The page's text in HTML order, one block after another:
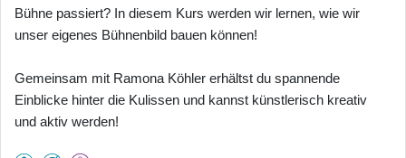
Bühne passiert? In diesem Kurs werden wir lernen, wie wir
unser eigenes Bühnenbild bauen können!
Gemeinsam mit Ramona Köhler erhältst du spannende
Einblicke hinter die Kulissen und kannst künstlerisch kreativ
und aktiv werden!